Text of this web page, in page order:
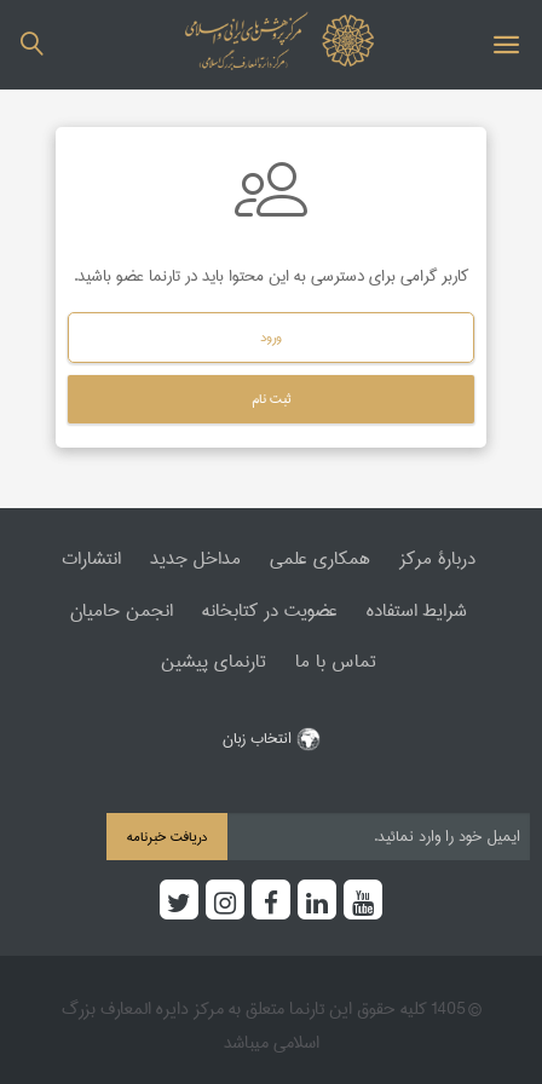
کاربر گرامی برای دسترسی به این محتوا باید در تارنما عضو باشید.
ورود
ثبت نام
دربارۀ مرکز همکاری علمی مداخل جدید
انتشارات
شرایط استفاده
عضویت در کتابخانه
انجمن حامیان
تماس با ما
تارنمای پیشین
انتخاب زبان
دریافت خبرنامه
© 1405 کلیه حقوق این تارنما متعلق به مرکز دایره المعارف بزرگ
اسلامی میباشد